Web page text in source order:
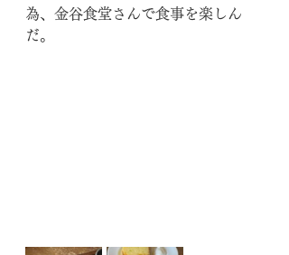
為、金谷食堂さんで食事を楽しん
だ。